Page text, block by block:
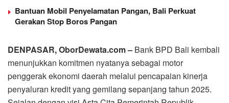
Bantuan Mobil Penyelamatan Pangan, Bali Perkuat
Gerakan Stop Boros Pangan
DENPASAR, OborDewata.com – Bank BPD Bali kembali
menunjukkan komitmen nyatanya sebagai motor
penggerak ekonomi daerah melalui pencapaian kinerja
penyaluran kredit yang gemilang sepanjang tahun 2025.